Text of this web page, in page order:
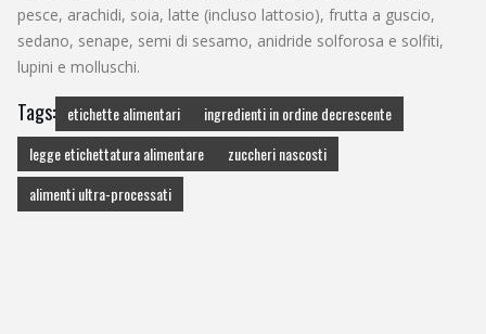
pesce, arachidi, soia, latte (incluso lattosio), frutta a guscio,
sedano, senape, semi di sesamo, anidride solforosa e solfiti,
lupini e molluschi.
Tags: etichette alimentari
ingredienti in ordine decrescente
legge etichettatura alimentare
zuccheri nascosti
alimenti ultra-processati